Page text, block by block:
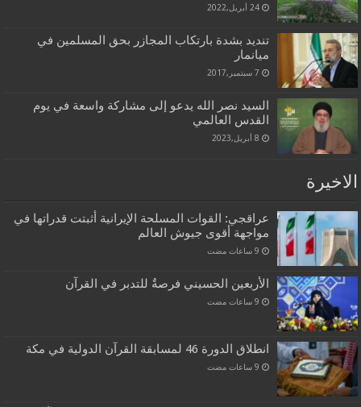
24 أبريل,2022
تنديد بشدة بارتكاب المجازر بحق المسلمين في
ميانمار
7 سبتمبر,2017
السيد نصر الله يدعو إلى مشاركة واسعة في يوم
القدس العالمي
8 أبريل,2023
الاخيرة
عراقجي: القوات المسلحة الإيرانية أثبتت قدراتها في
مواجهة أقوى جيوش العالم
الأربعين الحسيني فرصةٌ للتدبر في القرآن
انطلاق الدورة 46 لمسابقة القرآن الدولية في مكة